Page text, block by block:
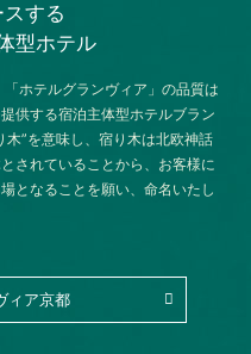
する
型ホテル
ホテルグランヴィア」の品質は
供する宿泊主体型ホテルブラン
木”を意味し、宿り木は北欧神話
されていることから、お客様に
となることを願い、命名いたし
ィア京都